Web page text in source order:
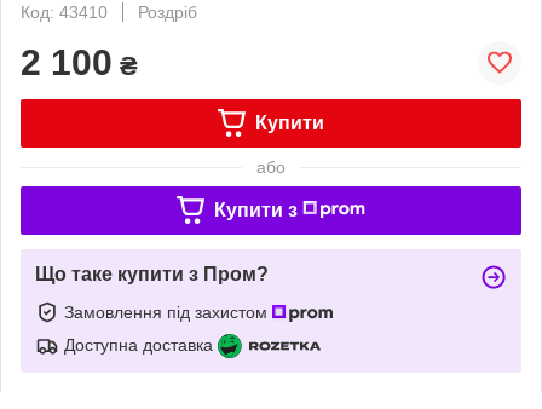
Код: 43410
Роздріб
2 100 ₴
Купити
або
Купити з
Що таке купити з Пром?
Замовлення під захистом
Доступна доставка